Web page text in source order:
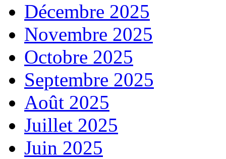
Décembre 2025
Novembre 2025
Octobre 2025
Septembre 2025
Août 2025
Juillet 2025
Juin 2025